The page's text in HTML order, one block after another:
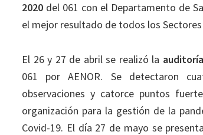
2020 del 061 con el Departamento de
el mejor resultado de todos los
El 26 y 27 de abril se realizó la
061 por AENOR. Se detectaron
observaciones y catorce puntos
organización para la gestión de la
Covid-19. El día 27 de mayo se